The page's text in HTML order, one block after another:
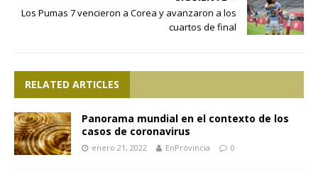
Los Pumas 7 vencieron a Corea y avanzaron a los
cuartos de final
RELATED ARTICLES
Panorama mundial en el contexto de los
casos de coronavirus
enero 21, 2022 EnProvincia 0